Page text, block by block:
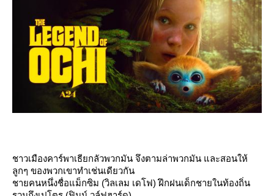
ชาวเมืองคาร์พาเธียกลัวพวกมัน จึงตามล่าพวกมัน และสอนให้
ลูกๆ ของพวกเขาทำเช่นเดียวกัน
ชายคนหนึ่งชื่อแม็กซิม (วิลเลม เดโฟ) ฝึกฝนเด็กชายในท้องถิ่น